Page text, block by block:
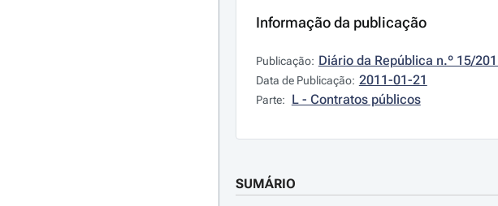
Informação da publicação
Publicação: Diário da República n.º 15/
Data de Publicação: 2011-01-21
Parte: L - Contratos públicos
SUMÁRIO